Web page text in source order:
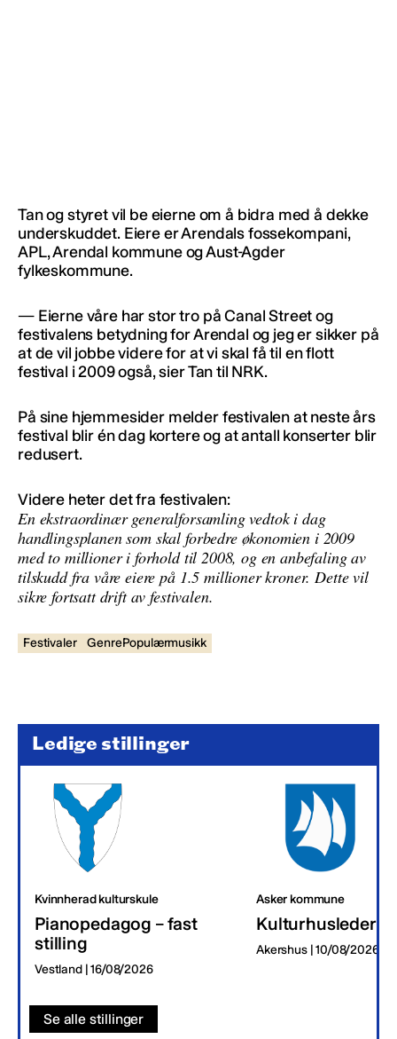
Tan og styret vil be eierne om å bidra med å dekke
underskuddet. Eiere er Arendals fossekompani,
APL, Arendal kommune og Aust-Agder
fylkeskommune.
— Eierne våre har stor tro på Canal Street og
festivalens betydning for Arendal og jeg er sikker på
at de vil jobbe videre for at vi skal få til en flott
festival i 2009 også, sier Tan til NRK.
På sine hjemmesider melder festivalen at neste års
festival blir én dag kortere og at antall konserter blir
redusert.
Videre heter det fra festivalen:
En ekstraordinær generalforsamling vedtok i dag
handlingsplanen som skal forbedre økonomien i 2009
med to millioner i forhold til 2008, og en anbefaling av
tilskudd fra våre eiere på 1.5 millioner kroner. Dette vil
sikre fortsatt drift av festivalen.
Festivaler GenrePopulærmusikk
Ledige stillinger
Kvinnherad kulturskule
Pianopedagog – fast
stilling
Vestland | 16/08/2026
Asker kommune
Kulturhusleder
Akershus | 10/08/2026
Se alle stillinger